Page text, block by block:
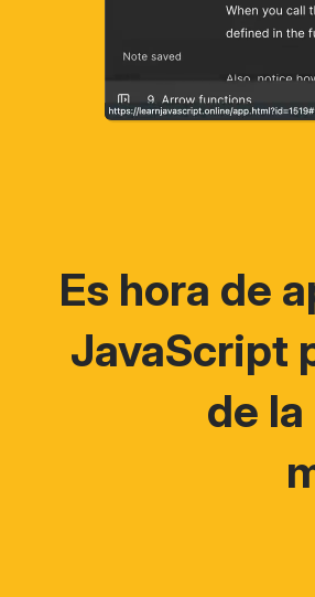
Es hora de
JavaScript
de